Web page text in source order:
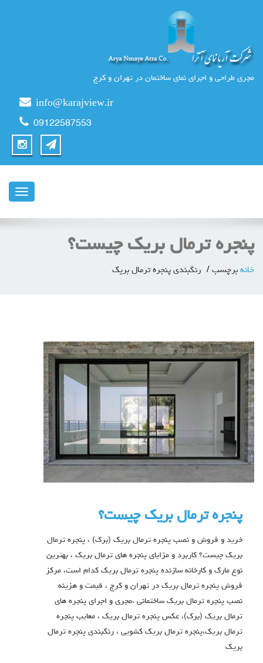
مجری طراحی و اجرای نمای ساختمان در تهران و کرج
info@karajview.ir
09122587553
ناوبری
پنجره ترمال بریک چیست؟
خانه برچسب رنگبندی پنجره ترمال بریک
پنجره ترمال بریک چیست؟
خرید و فروش و نصب پنجره ترمال بریک (برک) ، پنجره ترمال
بریک چیست؟ کاربرد و مزایای پنجره های ترمال بریک ، بهترین
نوع مارک و کارخانه سازنده پنجره ترمال بریک کدام است، مرکز
فروش پنجره ترمال بریک در تهران و کرج ، قیمت و هزینه
نصب پنجره ترمال بریک ساختمانی ،مجری و اجرای پنجره های
ترمال بریک (برک)، عکس پنجره ترمال بریک ، معایب پنجره
ترمال بریک،پنجره ترمال بریک کشویی ، رنگبندی پنجره ترمال
بریک